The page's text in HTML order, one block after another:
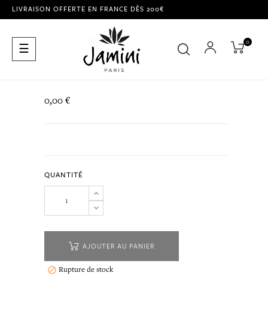
LIVRAISON OFFERTE EN FRANCE DÈS 200€
Basculer
la
☰ 0
0,00 €
QUANTITÉ
AJOUTER AU PANIER
 Rupture de stock